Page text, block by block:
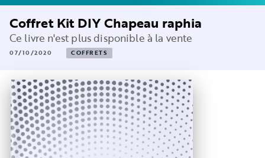
Coffret Kit DIY Chapeau raphia
Ce livre n'est plus disponible à la vente
07/10/2020 COFFRETS